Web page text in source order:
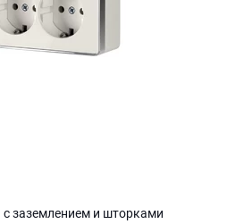
с заземлением и шторками